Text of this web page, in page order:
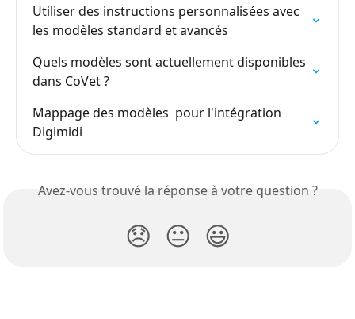
Utiliser des instructions personnalisées avec
les modèles standard et avancés
Quels modèles sont actuellement disponibles
dans CoVet ?
Mappage des modèles  pour l'intégration
Digimidi
Avez-vous trouvé la réponse à votre question ?
😞 😐 😃